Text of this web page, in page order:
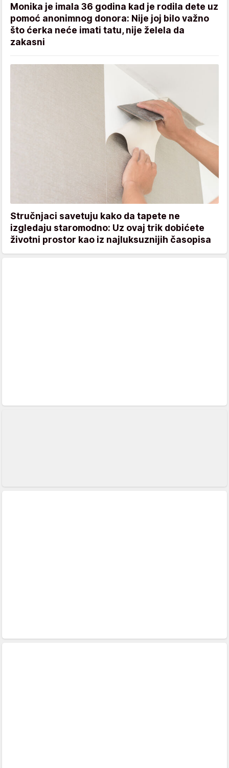
Monika je imala 36 godina kad je rodila dete uz
pomoć anonimnog donora: Nije joj bilo važno
što ćerka neće imati tatu, nije želela da
zakasni
Stručnjaci savetuju kako da tapete ne
izgledaju staromodno: Uz ovaj trik dobićete
životni prostor kao iz najluksuznijih časopisa